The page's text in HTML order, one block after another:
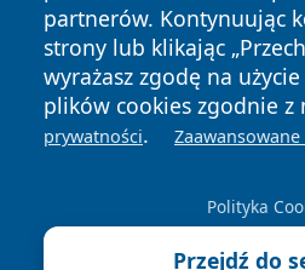
partnerów. Kontynuując
strony lub klikając
wyrażasz zgodę na
plików cookies zgodnie z
prywatności.
Polityka
Przejdź do
News Autorzy
Polityka
Prywatności